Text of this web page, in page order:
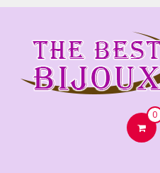
Aller
contenu
0